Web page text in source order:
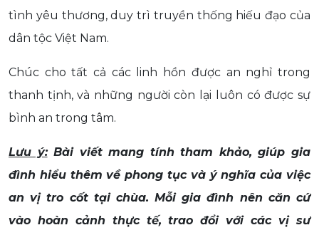
tình yêu thương, duy trì truyền thống hiếu đạo của
dân tộc Việt Nam.
Chúc cho tất cả các linh hồn được an nghỉ trong
thanh tịnh, và những người còn lại luôn có được sự
bình an trong tâm.
Lưu ý:Bài viết mang tính tham khảo, giúp gia
đình hiểu thêm về phong tục và ý nghĩa của việc
an vị tro cốt tại chùa. Mỗi gia đình nên căn cứ
vào hoàn cảnh thực tế, trao đổi với các vị sư